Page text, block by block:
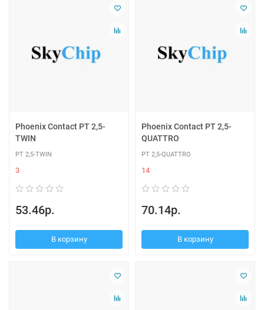
Phoenix Contact PT 2,5-
TWIN
PT 2,5-TWIN
3
53.46р.
В корзину
Phoenix Contact PT 2,5-
QUATTRO
PT 2,5-QUATTRO
14
70.14р.
В корзину